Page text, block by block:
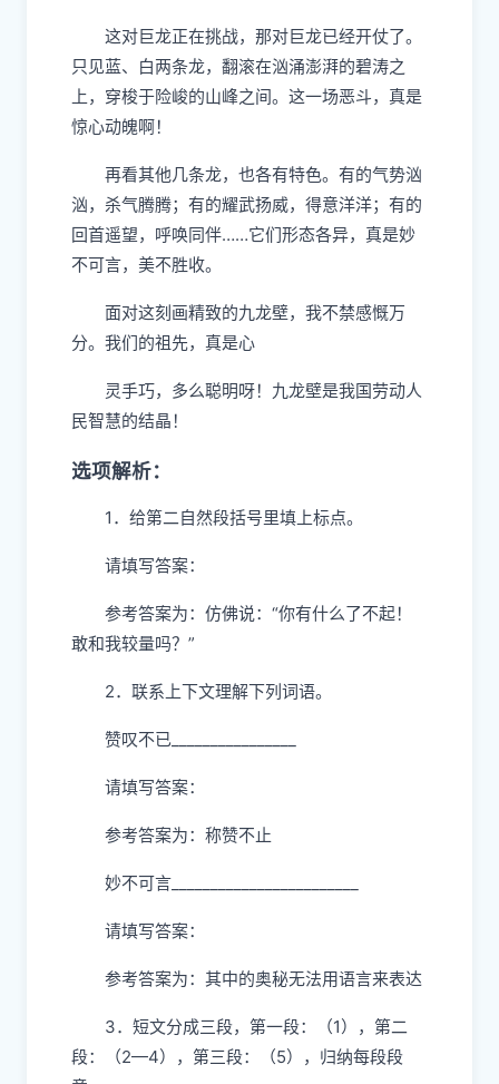
这对巨龙正在挑战，那对巨龙已经开仗了。
只见蓝、白两条龙，翻滚在汹涌澎湃的碧涛之
上，穿梭于险峻的山峰之间。这一场恶斗，真是
惊心动魄啊！
再看其他几条龙，也各有特色。有的气势汹
汹，杀气腾腾；有的耀武扬威，得意洋洋；有的
回首遥望，呼唤同伴……它们形态各异，真是妙
不可言，美不胜收。
面对这刻画精致的九龙壁，我不禁感慨万
分。我们的祖先，真是心
灵手巧，多么聪明呀！九龙壁是我国劳动人
民智慧的结晶！
选项解析：
1．给第二自然段括号里填上标点。
请填写答案：
参考答案为：仿佛说：“你有什么了不起！
敢和我较量吗？”
2．联系上下文理解下列词语。
赞叹不已________________
请填写答案：
参考答案为：称赞不止
妙不可言________________________
请填写答案：
参考答案为：其中的奥秘无法用语言来表达
3．短文分成三段，第一段：（1），第二
段：（2—4），第三段：（5），归纳每段段